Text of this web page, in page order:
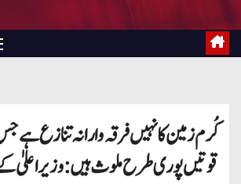
کُرم زمین کا نہیں فرقہ وارانہ تنازع ہے
قوتیں پوری طرح ملوث ہیں: وزیر اعلیٰ